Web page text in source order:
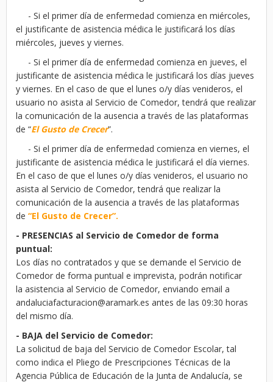
- Si el primer día de enfermedad comienza en miércoles,
el justificante de asistencia médica le justificará los días
miércoles, jueves y viernes.
- Si el primer día de enfermedad comienza en jueves, el
justificante de asistencia médica le justificará los días jueves
y viernes. En el caso de que el lunes o/y días venideros, el
usuario no asista al Servicio de Comedor, tendrá que realizar
la comunicación de la ausencia a través de las plataformas
de “El Gusto de Crecer”.
- Si el primer día de enfermedad comienza en viernes, el
justificante de asistencia médica le justificará el día viernes.
En el caso de que el lunes o/y días venideros, el usuario no
asista al Servicio de Comedor, tendrá que realizar la
comunicación de la ausencia a través de las plataformas
de “El Gusto de Crecer”.
- PRESENCIAS al Servicio de Comedor de forma
puntual:
Los días no contratados y que se demande el Servicio de
Comedor de forma puntual e imprevista, podrán notificar
la asistencia al Servicio de Comedor, enviando email a
andaluciafacturacion@aramark.es antes de las 09:30 horas
del mismo día.
- BAJA del Servicio de Comedor:
La solicitud de baja del Servicio de Comedor Escolar, tal
como indica el Pliego de Prescripciones Técnicas de la
Agencia Pública de Educación de la Junta de Andalucía, se